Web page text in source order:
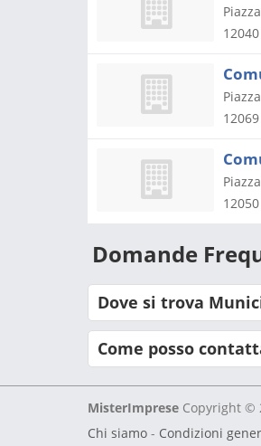
12040
12069
12050
Domande
Dove si trova
Come posso
MisterImprese Copyright ©
Chi siamo - Condizioni